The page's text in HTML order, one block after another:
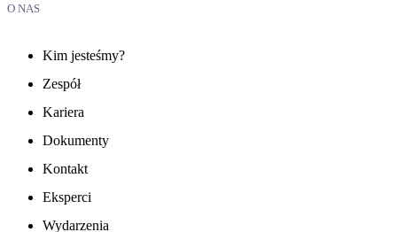
O NAS
Kim jesteśmy?
Zespół
Kariera
Dokumenty
Kontakt
Eksperci
Wydarzenia